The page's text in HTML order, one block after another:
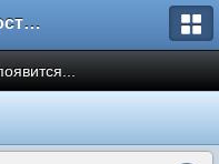
Форум Новостройки